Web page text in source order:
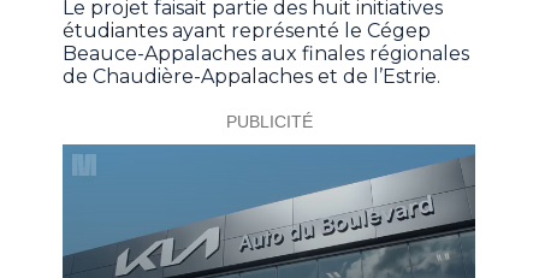
Le projet faisait partie des huit initiatives
étudiantes ayant représenté le Cégep
Beauce-Appalaches aux finales régionales
de Chaudière-Appalaches et de l’Estrie.